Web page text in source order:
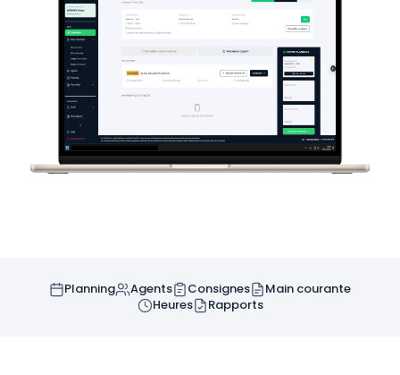
Planning Agents Consignes
Main courante
Heures
Rapports